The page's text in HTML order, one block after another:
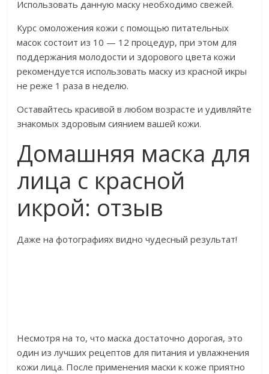
Использовать данную маску необходимо свежей.
Курс омоложения кожи с помощью питательных
масок состоит из 10 — 12 процедур, при этом для
поддержания молодости и здорового цвета кожи
рекомендуется использовать маску из красной икры
не реже 1 раза в неделю.
Оставайтесь красивой в любом возрасте и удивляйте
знакомых здоровым сиянием вашей кожи.
Домашняя маска для
лица с красной
икрой: отзыв
Даже на фотографиях видно чудесный результат!
Несмотря на то, что маска достаточно дорогая, это
один из лучших рецептов для питания и увлажнения
кожи лица. После применения маски к коже приятно